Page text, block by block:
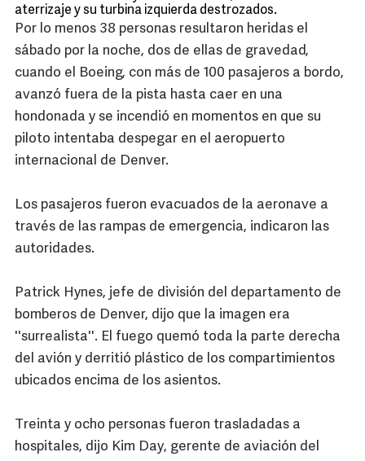
aterrizaje y su turbina izquierda destrozados.
Por lo menos 38 personas resultaron heridas el
sábado por la noche, dos de ellas de gravedad,
cuando el Boeing, con más de 100 pasajeros a bordo,
avanzó fuera de la pista hasta caer en una
hondonada y se incendió en momentos en que su
piloto intentaba despegar en el aeropuerto
internacional de Denver.
Los pasajeros fueron evacuados de la aeronave a
través de las rampas de emergencia, indicaron las
autoridades.
Patrick Hynes, jefe de división del departamento de
bomberos de Denver, dijo que la imagen era
''surrealista''. El fuego quemó toda la parte derecha
del avión y derritió plástico de los compartimientos
ubicados encima de los asientos.
Treinta y ocho personas fueron trasladadas a
hospitales, dijo Kim Day, gerente de aviación del